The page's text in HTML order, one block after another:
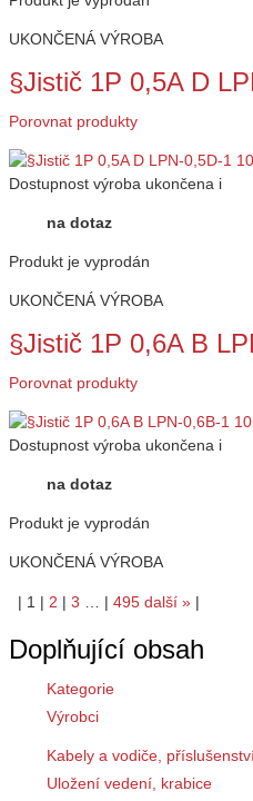
UKONČENÁ VÝROBA
§Jistič 1P 0,5A D
Porovnat produkty
Dostupnost výroba ukončena i
na dotaz
Produkt je vyprodán
UKONČENÁ VÝROBA
§Jistič 1P 0,6A B
Porovnat produkty
Dostupnost výroba ukončena i
na dotaz
Produkt je vyprodán
UKONČENÁ VÝROBA
| 1 | 2 | 3 | 495 další » |
Doplňující obsah
Kategorie
Výrobci
Kabely a vodiče,
Uložení vedení, krabice